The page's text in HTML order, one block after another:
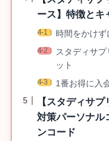
ース】特徴とキ
時間をかけ
スタディサ
ット
1番お得に入
【スタディサ
対策パーソナル
ンコード